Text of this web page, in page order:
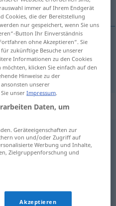
"trimmings"
und Dran
immer auf Ihrem Endgerät
Cookies, die der Bereitstellung
nur gespeichert, wenn Sie uns
Button Ihr Einverständnis
ohne Akzeptieren“. Sie
zukünftige Besuche unserer
Informationen zu den Cookies
klicken Sie einfach auf den
Hinweise zu der
unserer
unserImpressum.
Daten, um
Geräteeigenschaften zur
von und/oder Zugriff auf
Werbung und Inhalte,
Zielgruppenforschung und
Akzeptieren